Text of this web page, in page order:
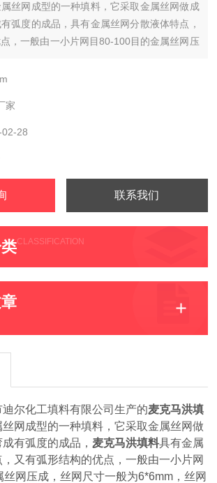
丝网成型的一种填料，它采取金属丝网做成
弧度的成品，具有金属丝网分散液体特点，
，一般由一小片网目80-100目的金属丝网压
性能和流动中的桡动，因此，填料具有很高的
家
28
联系我们
CLASSIFICATION
尔化工填料有限公司生产的麦克马洪填
网成型的一种填料，它采取金属丝网做
有弧度的成品， 麦克马洪填料具有金属
又有弧形结构的优点，一般由一小片网
丝网压成，丝网尺寸一般为6*6mm ，丝网